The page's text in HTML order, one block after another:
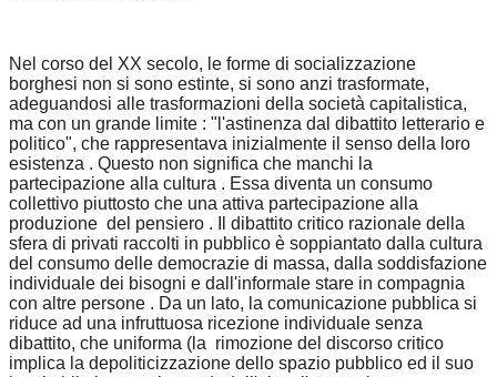
Nel corso del XX secolo, le forme di socializzazione
borghesi non si sono estinte, si sono anzi trasformate,
adeguandosi alle trasformazioni della società capitalistica,
ma con un grande limite : "l'astinenza dal dibattito letterario e
politico", che rappresentava inizialmente il senso della loro
esistenza . Questo non significa che manchi la
partecipazione alla cultura . Essa diventa un consumo
collettivo piuttosto che una attiva partecipazione alla
produzione del pensiero . Il dibattito critico razionale della
sfera di privati raccolti in pubblico è soppiantato dalla cultura
del consumo delle democrazie di massa, dalla soddisfazione
individuale dei bisogni e dall'informale stare in compagnia
con altre persone . Da un lato, la comunicazione pubblica si
riduce ad una infruttuosa ricezione individuale senza
dibattito, che uniforma (la rimozione del discorso critico
implica la depoliticizzazione dello spazio pubblico ed il suo